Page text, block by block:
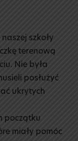
szkoły
terenową
Nie była
posłużyć
ukrytych
początku
miały pomóc